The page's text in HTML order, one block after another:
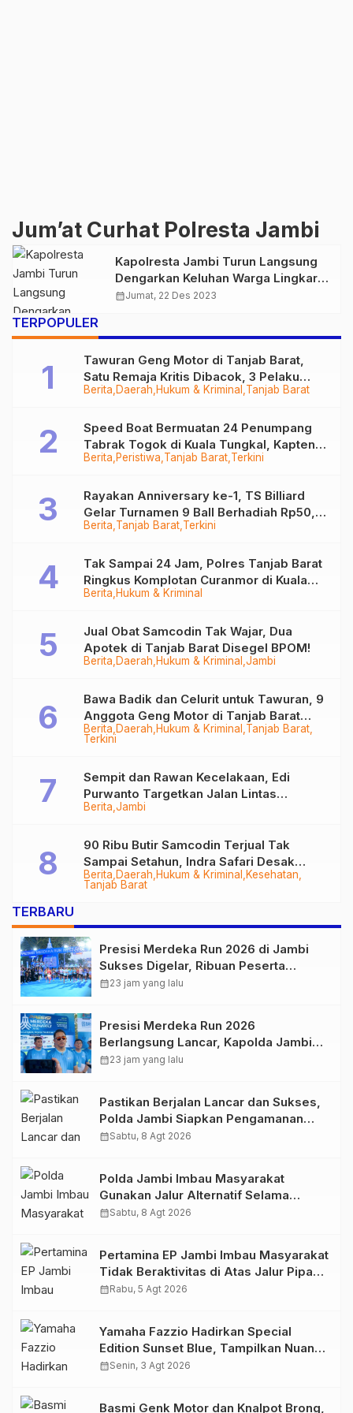
Jum’at Curhat Polresta Jambi
Kapolresta Jambi Turun Langsung
Dengarkan Keluhan Warga Lingkar
Selatan
calendar_monthJumat, 22 Des 2023
TERPOPULER
Berita Daerah Hukum & Kriminal Tanjab Barat
Tawuran Geng Motor di Tanjab Barat,
Satu Remaja Kritis Dibacok, 3 Pelaku
Ditangkap
Berita Peristiwa Tanjab Barat Terkini
Speed Boat Bermuatan 24 Penumpang
Tabrak Togok di Kuala Tungkal, Kapten
Sempat Hilang
Berita Tanjab Barat Terkini
Rayakan Anniversary ke-1, TS Billiard
Gelar Turnamen 9 Ball Berhadiah Rp50,8
Juta
Berita Hukum & Kriminal
Tak Sampai 24 Jam, Polres Tanjab Barat
Ringkus Komplotan Curanmor di Kuala
Tungkal
Berita Daerah Hukum & Kriminal Jambi
Jual Obat Samcodin Tak Wajar, Dua
Apotek di Tanjab Barat Disegel BPOM!
Berita Daerah Hukum & Kriminal Tanjab Barat
Terkini
Bawa Badik dan Celurit untuk Tawuran, 9
Anggota Geng Motor di Tanjab Barat
Diringkus
Berita Jambi
Sempit dan Rawan Kecelakaan, Edi
Purwanto Targetkan Jalan Lintas
Tungkal-Jambi Mulus di 2028
Berita Daerah Hukum & Kriminal
Kesehatan
Tanjab Barat
90 Ribu Butir Samcodin Terjual Tak
Sampai Setahun, Indra Safari Desak
Audit Menyeluruh
TERBARU
Presisi Merdeka Run 2026 di Jambi
Sukses Digelar, Ribuan Peserta
Ramaikan Event Nasional
calendar_month23 jam yang lalu
Presisi Merdeka Run 2026
Berlangsung Lancar, Kapolda Jambi
Ucapkan Terimakasih dan Apresiasi
calendar_month23 jam yang lalu
Pastikan Berjalan Lancar dan Sukses,
Polda Jambi Siapkan Pengamanan
Berlapis untuk 8.750 Pelari, 1.848
calendar_monthSabtu, 8 Agt 2026
Polda Jambi Imbau Masyarakat
Gunakan Jalur Alternatif Selama
Pelaksanaan Presisi Merdeka Run
calendar_monthSabtu, 8 Agt 2026
Pertamina EP Jambi Imbau Masyarakat
Tidak Beraktivitas di Atas Jalur Pipa
Migas Demi Keselamatan Bersama
calendar_monthRabu, 5 Agt 2026
Yamaha Fazzio Hadirkan Special
Edition Sunset Blue, Tampilkan Nuansa
Retro Summer yang Semakin Skena
calendar_monthSenin, 3 Agt 2026
Basmi Genk Motor dan Knalpot Brong,